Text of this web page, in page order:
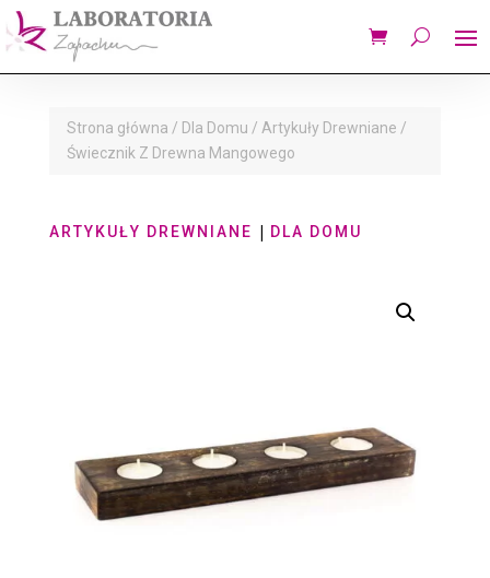
Strona główna / Dla Domu / Artykuły Drewniane /
Świecznik Z Drewna Mangowego
ARTYKUŁY DREWNIANE | DLA DOMU